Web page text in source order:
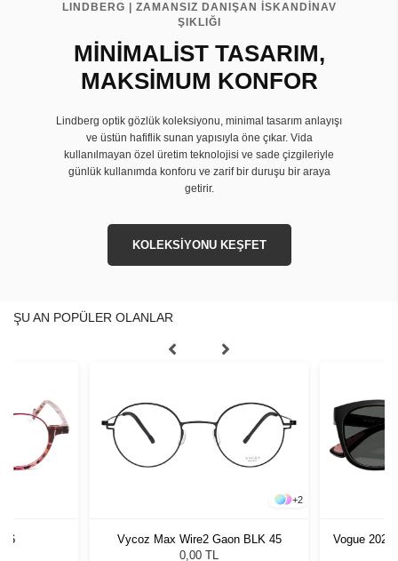
LINDBERG | ZAMANSIZ DANIŞAN İSKANDİNAV
ŞIKLIĞI
MİNİMALİST TASARIM,
MAKSİMUM KONFOR
Lindberg optik gözlük koleksiyonu, minimal tasarım anlayışı
ve üstün hafiflik sunan yapısıyla öne çıkar. Vida
kullanılmayan özel üretim teknolojisi ve sade çizgileriyle
günlük kullanımda konforu ve zarif bir duruşu bir araya
getirir.
KOLEKSİYONU KEŞFET
ŞU AN POPÜLER OLANLAR
+2
Vycoz Max Wire2 Gaon BLK 45
0,00 TL
Vogue